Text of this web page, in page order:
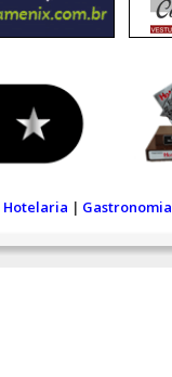
Hotelaria | Gastronomia